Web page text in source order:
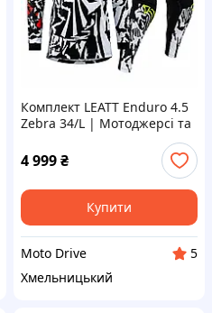
Комплект LEATT Enduro 4.5
Zebra 34/L | Мотоджерсі та
4 999₴
Купити
Moto Drive
5
Хмельницький